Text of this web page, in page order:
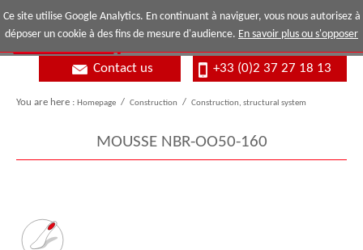
Ce site utilise Google Analytics. En continuant à naviguer, vous nous autorisez à
déposer un cookie à des fins de mesure d'audience. En savoir plus ou s'opposer
+33 (0)2 37 27 18 13
Contact us
You are here : Homepage / Construction / Construction, structural system
MOUSSE NBR-OO50-160